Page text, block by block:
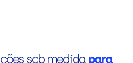
sob medidapara